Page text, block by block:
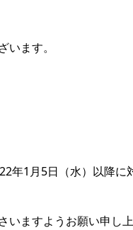
ます。
1月5日（水）以降に
ますようお願い申し上